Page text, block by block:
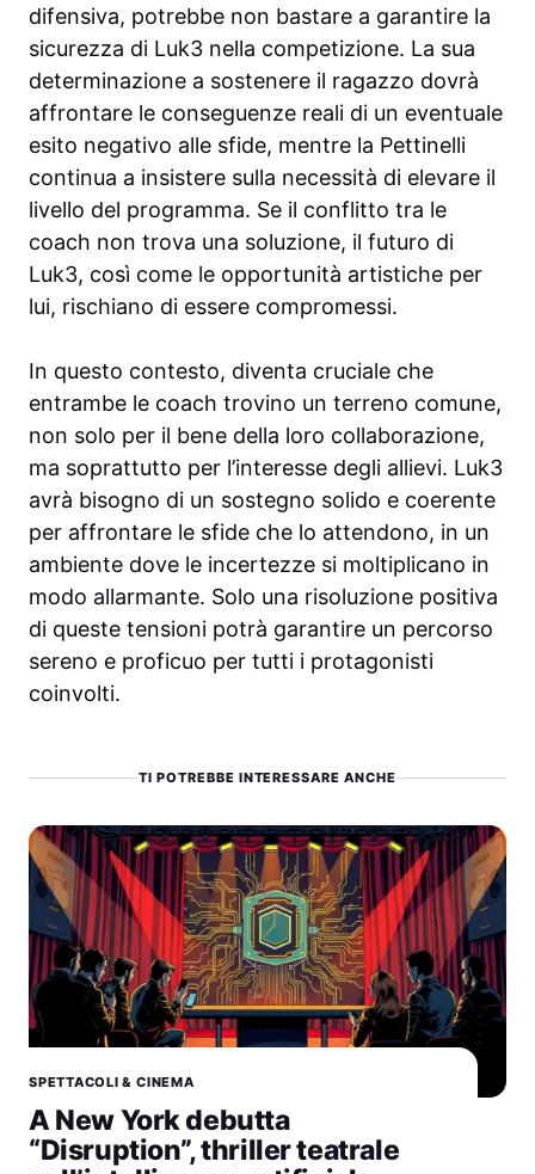
difensiva, potrebbe non bastare a garantire la
sicurezza di Luk3 nella competizione. La sua
determinazione a sostenere il ragazzo dovrà
affrontare le conseguenze reali di un eventuale
esito negativo alle sfide, mentre la Pettinelli
continua a insistere sulla necessità di elevare il
livello del programma. Se il conflitto tra le
coach non trova una soluzione, il futuro di
Luk3, così come le opportunità artistiche per
lui, rischiano di essere compromessi.
In questo contesto, diventa cruciale che
entrambe le coach trovino un terreno comune,
non solo per il bene della loro collaborazione,
ma soprattutto per l’interesse degli allievi. Luk3
avrà bisogno di un sostegno solido e coerente
per affrontare le sfide che lo attendono, in un
ambiente dove le incertezze si moltiplicano in
modo allarmante. Solo una risoluzione positiva
di queste tensioni potrà garantire un percorso
sereno e proficuo per tutti i protagonisti
coinvolti.
TI POTREBBE INTERESSARE ANCHE
SPETTACOLI & CINEMA
A New York debutta
“Disruption”, thriller teatrale